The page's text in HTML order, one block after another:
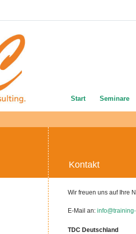
Start Seminare
Kontakt
Wir freuen uns auf Ihre
E-Mail an:
TDC Deutschland